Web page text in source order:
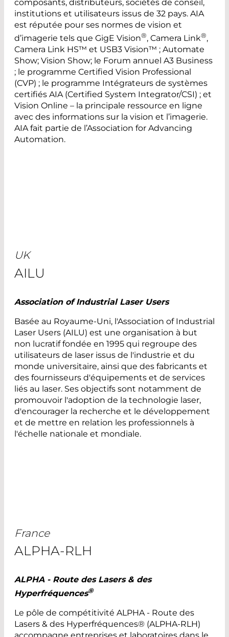
composants, distributeurs, sociétés de conseil,
institutions et utilisateurs issus de 32 pays. AIA
est réputée pour ses normes de vision et
d’imagerie tels que GigE Vision®, Camera Link®,
Camera Link HS™ et USB3 Vision™ ; Automate
Show; Vision Show; le Forum annuel A3 Business
; le programme Certified Vision Professional
(CVP) ; le programme Intégrateurs de systèmes
certifiés AIA (Certified System Integrator/CSI) ; et
Vision Online – la principale ressource en ligne
avec des informations sur la vision et l’imagerie.
AIA fait partie de l’Association for Advancing
Automation.
UK
AILU
Association of Industrial Laser Users
Basée au Royaume-Uni, l'Association of Industrial
Laser Users (AILU) est une organisation à but
non lucratif fondée en 1995 qui regroupe des
utilisateurs de laser issus de l'industrie et du
monde universitaire, ainsi que des fabricants et
des fournisseurs d'équipements et de services
liés au laser. Ses objectifs sont notamment de
promouvoir l'adoption de la technologie laser,
d'encourager la recherche et le développement
et de mettre en relation les professionnels à
l'échelle nationale et mondiale.
France
ALPHA-RLH
ALPHA - Route des Lasers & des
Hyperfréquences®
Le pôle de compétitivité ALPHA - Route des
Lasers & des Hyperfréquences® (ALPHA-RLH)